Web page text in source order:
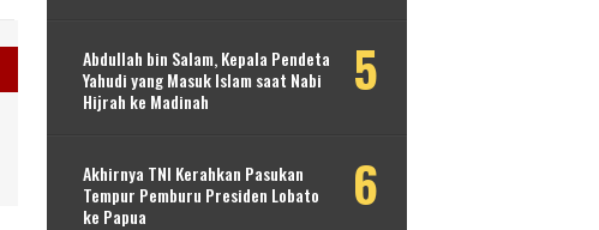
Abdullah bin Salam, Kepala Pendeta
Yahudi yang Masuk Islam saat Nabi
Hijrah ke Madinah
Akhirnya TNI Kerahkan Pasukan
Tempur Pemburu Presiden Lobato
ke Papua